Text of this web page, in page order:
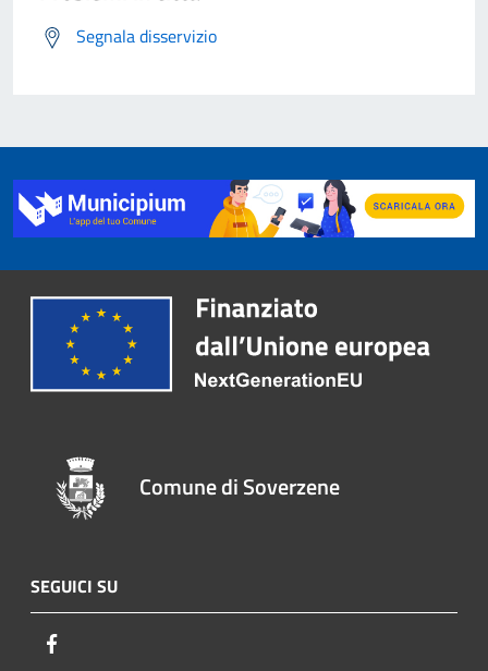
Segnala disservizio
Comune di Soverzene
SEGUICI SU